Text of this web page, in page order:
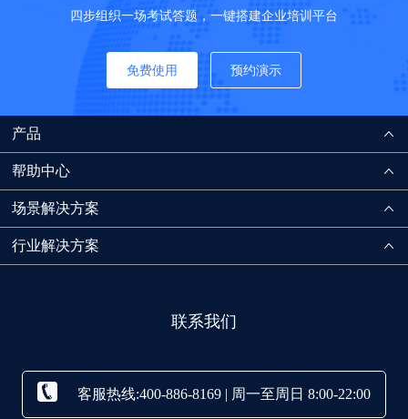
四步组织一场考试答题，一键搭建企业培训平台
免费使用 预约演示
产品
帮助中心
场景解决方案
行业解决方案
联系我们
客服热线:400-886-8169 | 周一至周日 8:00-22:00